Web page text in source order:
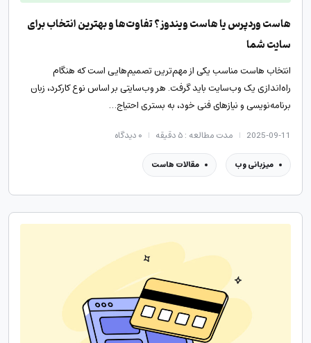
هاست وردپرس یا هاست ویندوز؟ تفاوت‌ها و بهترین انتخاب برای
سایت شما
انتخاب هاست مناسب یکی از مهم‌ترین تصمیم‌هایی است که هنگام
راه‌اندازی یک وب‌سایت باید گرفت. هر وب‌سایتی بر اساس نوع کارکرد، زبان
برنامه‌نویسی و نیازهای فنی خود، به بستری احتیاج…
2025-09-11 مدت مطالعه : ۵ دقیقه ۰دیدگاه
میزبانی وب مقالات هاست